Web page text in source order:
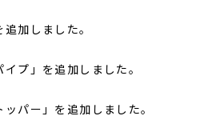
加しました。
プ」を追加しました。
パー」を追加しました。